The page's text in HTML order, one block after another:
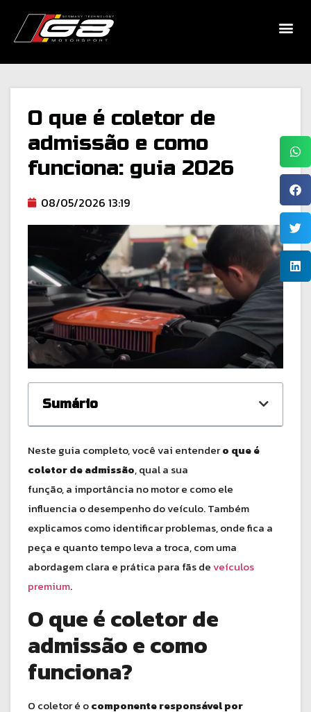
O que é coletor de
admissão e como
funciona: guia 2026
08/05/2026 13:19
Sumário
Neste guia completo, você vai entendero que é
coletor de admissão, qual a sua
função, a importância no motor e como ele
influencia o desempenho do veículo. Também
explicamos como identificar problemas, onde fica a
peça e quanto tempo leva a troca, com uma
abordagem clara e prática para fãs deveículos
premium.
O que é coletor de
admissão e como
funciona?
O coletor é ocomponente responsável por